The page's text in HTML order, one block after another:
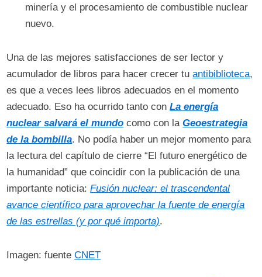
minería y el procesamiento de combustible nuclear
nuevo.
Una de las mejores satisfacciones de ser lector y
acumulador de libros para hacer crecer tuantibiblioteca,
es que a veces lees libros adecuados en el momento
adecuado. Eso ha ocurrido tanto conLa energía
nuclear salvará el mundo como con laGeoestrategia
de la bombilla. No podía haber un mejor momento para
la lectura del capítulo de cierre “El futuro energético de
la humanidad” que coincidir con la publicación de una
importante noticia:Fusión nuclear: el trascendental
avance científico para aprovechar la fuente de energía
de las estrellas (y por qué importa).
Imagen: fuenteCNET